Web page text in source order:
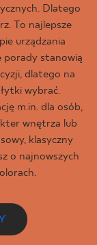
Dlatego
To najlepsze
urządzania
porady stanowią
dlatego na
wybrać.
m.in. dla osób,
wnętrza lub
klasyczny
o najnowszych